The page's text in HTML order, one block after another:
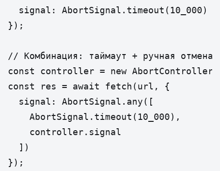
  signal: AbortSignal.timeout(10_000)
});
// Комбинация: таймаут + ручная отмена
const controller = new
const res = await fetch(url, {
  signal: AbortSignal.any([
    AbortSignal.timeout(10_000),
    controller.signal
  ])
});